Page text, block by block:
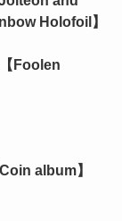
Holofoil】
Foolen
album】